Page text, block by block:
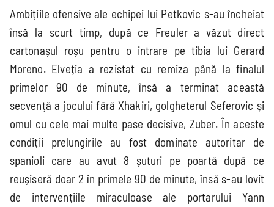
Ambițiile ofensive ale echipei lui Petkovic s-au încheiat
însă la scurt timp, după ce Freuler a văzut direct
cartonașul roșu pentru o intrare pe tibia lui Gerard
Moreno. Elveția a rezistat cu remiza până la finalul
primelor 90 de minute, însă a terminat această
secvență a jocului fără Xhakiri, golgheterul Seferovic și
omul cu cele mai multe pase decisive, Zuber. În aceste
condiții prelungirile au fost dominate autoritar de
spanioli care au avut 8 șuturi pe poartă după ce
reușiseră doar 2 în primele 90 de minute, însă s-au lovit
de intervențiile miraculoase ale portarului Yann